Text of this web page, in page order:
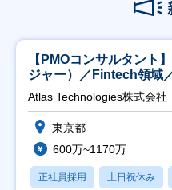
【PMOコンサルタント
ジャー）／Fintech領域
Atlas Technologies株式会社
東京都
600万~1170万
正社員採用 土日祝休み